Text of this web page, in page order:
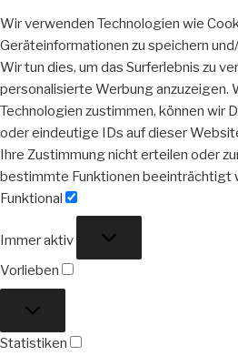
Wir verwenden Technologien wie
Geräteinformationen zu speichern
Wir tun dies, um das Surferlebnis zu
personalisierte Werbung anzuzeigen.
Technologien zustimmen, können wir
oder eindeutige IDs auf dieser
Ihre Zustimmung nicht erteilen oder
bestimmte Funktionen beeinträchtigt
Funktional
Immer aktiv
Vorlieben
Statistiken